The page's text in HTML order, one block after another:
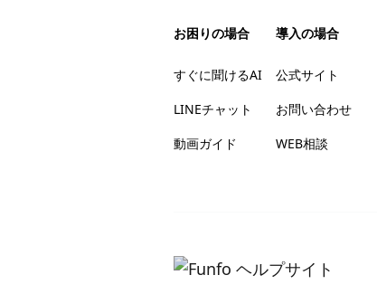
お困りの場合
すぐに聞けるAI
LINEチャット
動画ガイド
導入の場合
公式サイト
お問い合わせ
WEB相談